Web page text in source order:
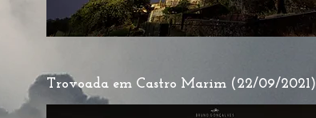
Trovoada em Castro Marim (22/09/2021)